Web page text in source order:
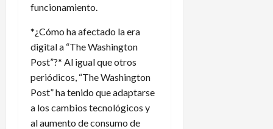
funcionamiento.
*¿Cómo ha afectado la era
digital a “The Washington
Post”?* Al igual que otros
periódicos, “The Washington
Post” ha tenido que adaptarse
a los cambios tecnológicos y
al aumento de consumo de